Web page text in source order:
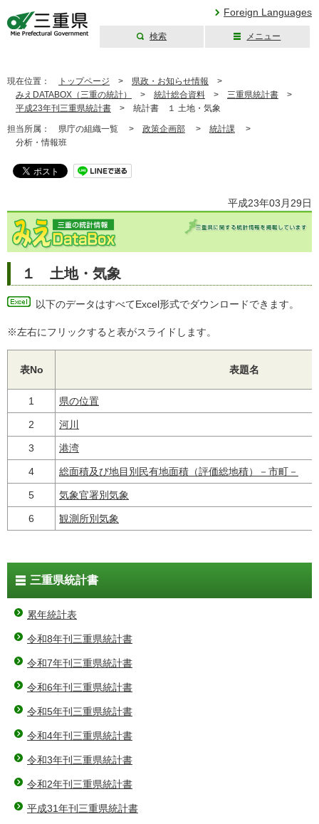
Foreign Languages
検索 メニュー
現在位置： トップページ > 県政・お知らせ情報 >
みえDATABOX（三重の統計）
> 統計総合資料 > 三重県統計書 >
平成23年刊三重県統計書 > 統計書 １ 土地・気象
担当所属： 県庁の組織一覧 > 政策企画部 > 統計課 >
分析・情報班
平成23年03月29日
１ 土地・気象
以下のデータはすべてExcel形式でダウンロードできます。
※左右にフリックすると表がスライドします。
表No 表題名
1 県の位置
2 河川
3 港湾
4 総面積及び地目別民有地面積（評価総地積）－市町－
5 気象官署別気象
6 観測所別気象
三重県統計書
累年統計表
令和8年刊三重県統計書
令和7年刊三重県統計書
令和6年刊三重県統計書
令和5年刊三重県統計書
令和4年刊三重県統計書
令和3年刊三重県統計書
令和2年刊三重県統計書
平成31年刊三重県統計書